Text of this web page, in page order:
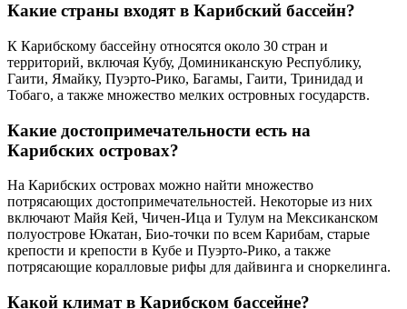
Какие страны входят в Карибский бассейн?
К Карибскому бассейну относятся около 30 стран и
территорий, включая Кубу, Доминиканскую Республику,
Гаити, Ямайку, Пуэрто-Рико, Багамы, Гаити, Тринидад и
Тобаго, а также множество мелких островных государств.
Какие достопримечательности есть на
Карибских островах?
На Карибских островах можно найти множество
потрясающих достопримечательностей. Некоторые из них
включают Майя Кей, Чичен-Ица и Тулум на Мексиканском
полуострове Юкатан, Био-точки по всем Карибам, старые
крепости и крепости в Кубе и Пуэрто-Рико, а также
потрясающие коралловые рифы для дайвинга и сноркелинга.
Какой климат в Карибском бассейне?